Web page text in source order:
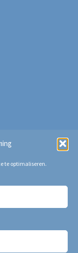
te optimaliseren.